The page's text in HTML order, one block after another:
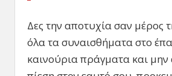
Δες την αποτυχία σαν μέρος
όλα τα συναισθήματα στο
καινούρια πράγματα και μην